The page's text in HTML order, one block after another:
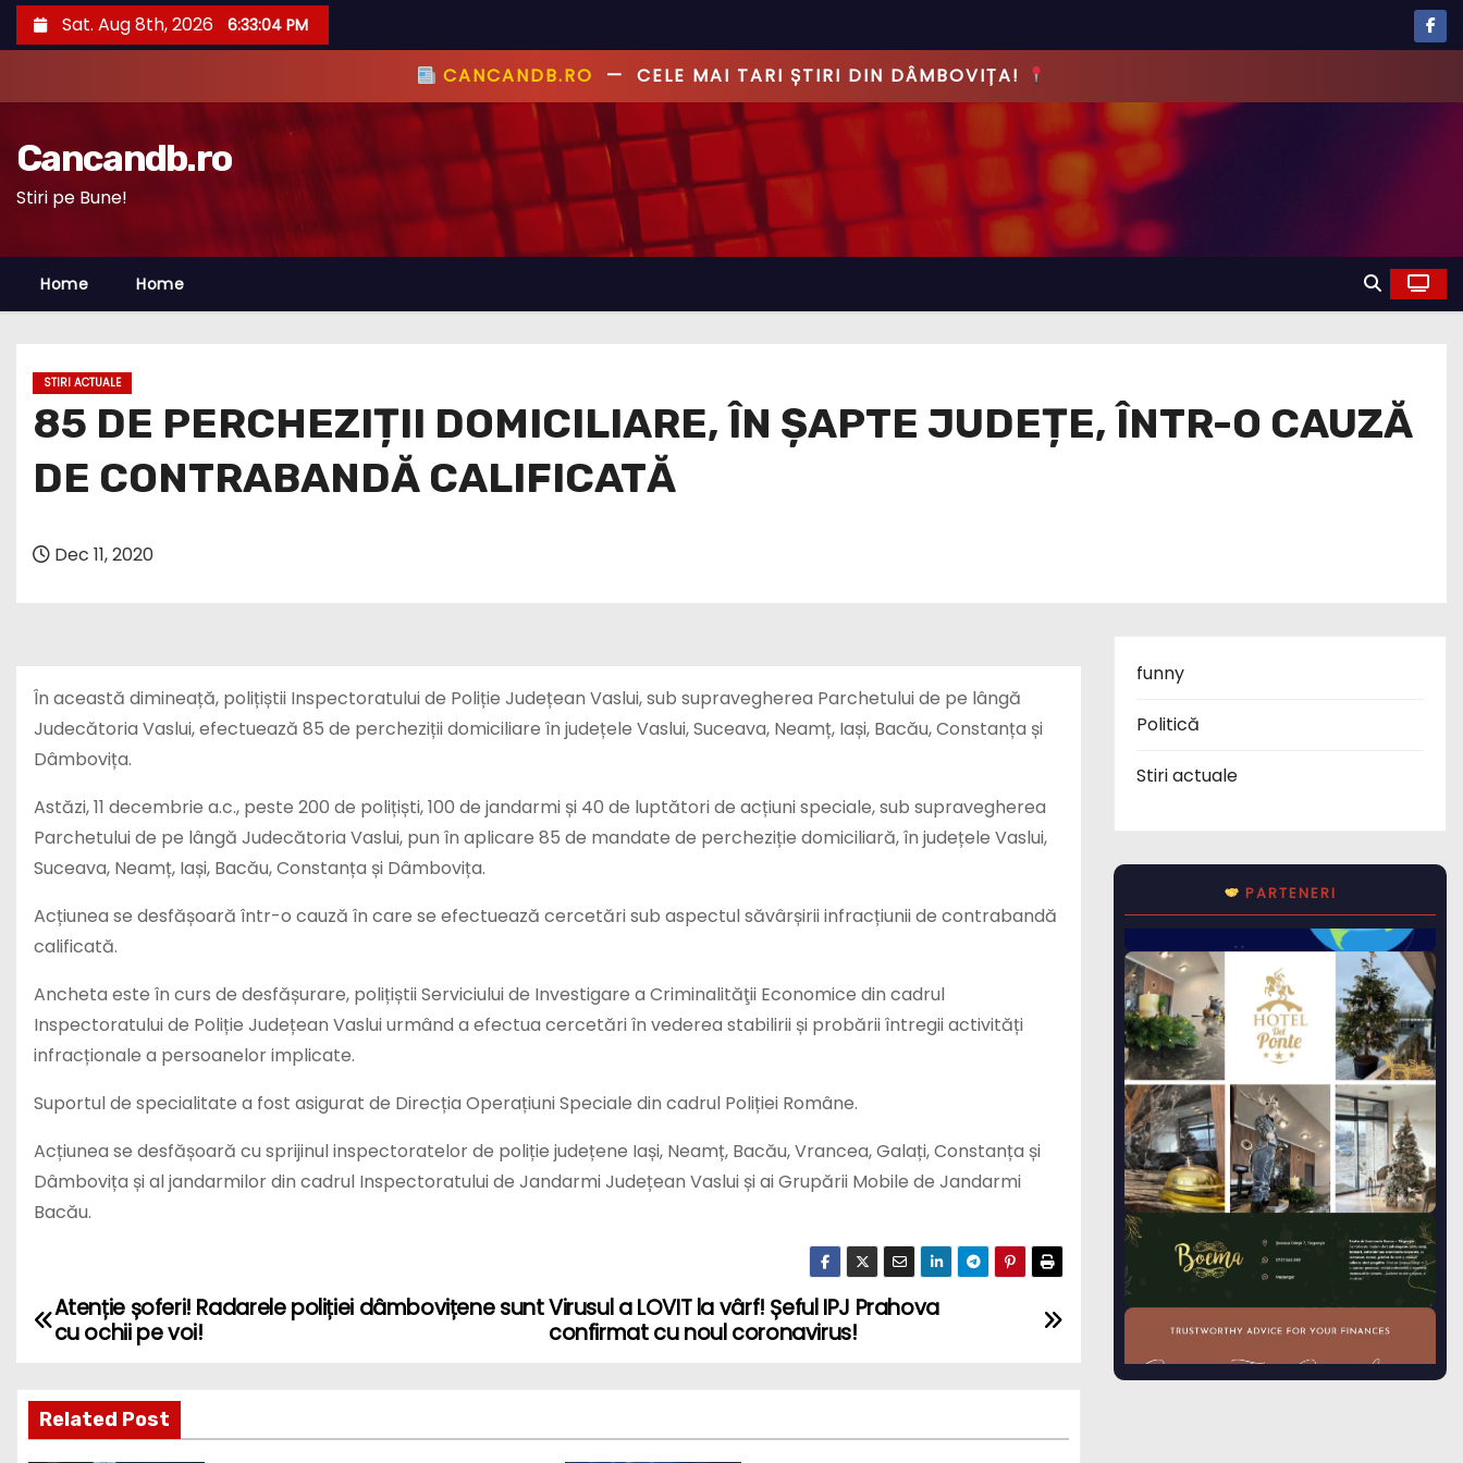
k
p
n
e
Sat. Aug 8th, 2026 6:33:05 PM
CANCANDB.RO—PRIMUL CU ȘTIREA, PRIMUL CU ADEVĂRUL!
Cancandb.ro
Stiri pe Bune!
Home Home
STIRI ACTUALE
85 DE PERCHEZIȚII DOMICILIARE, ÎN ȘAPTE JUDEȚE, ÎNTR-O CAUZĂ
DE CONTRABANDĂ CALIFICATĂ
Dec 11, 2020
În această dimineață, polițiștii Inspectoratului de Poliție Județean Vaslui, sub supravegherea Parchetului de pe lângă
Judecătoria Vaslui, efectuează 85 de percheziții domiciliare în județele Vaslui, Suceava, Neamț, Iași, Bacău, Constanța și
Dâmbovița.
Astăzi, 11 decembrie a.c., peste 200 de polițiști, 100 de jandarmi și 40 de luptători de acțiuni speciale, sub supravegherea
Parchetului de pe lângă Judecătoria Vaslui, pun în aplicare 85 de mandate de percheziție domiciliară, în județele Vaslui,
Suceava, Neamț, Iași, Bacău, Constanța și Dâmbovița.
Acțiunea se desfășoară într-o cauză în care se efectuează cercetări sub aspectul săvârșirii infracțiunii de contrabandă
calificată.
Ancheta este în curs de desfășurare, polițiștii Serviciului de Investigare a Criminalităţii Economice din cadrul
Inspectoratului de Poliție Județean Vaslui urmând a efectua cercetări în vederea stabilirii și probării întregii activități
infracționale a persoanelor implicate.
Suportul de specialitate a fost asigurat de Direcția Operațiuni Speciale din cadrul Poliției Române.
Acțiunea se desfășoară cu sprijinul inspectoratelor de poliție județene Iași, Neamț, Bacău, Vrancea, Galați, Constanța și
Dâmbovița și al jandarmilor din cadrul Inspectoratului de Jandarmi Județean Vaslui și ai Grupării Mobile de Jandarmi
Bacău.
P
s
t
Virusul a LOVIT la vârf! Șeful IPJ Prahova
confirmat cu noul coronavirus!
Atenție șoferi! Radarele poliției dâmbovițene sunt
cu ochii pe voi!
Related Post
funny
Politică
Stiri actuale
PARTENERI